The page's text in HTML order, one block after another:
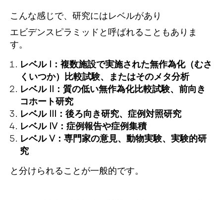
こんな感じで、研究にはレベルがあり
エビデンスピラミッドと呼ばれることもありま
す。
レベル I：複数施設で実施された無作為化（むさ
くいつか）比較試験、またはそのメタ分析
レベル II：質の低い無作為化比較試験、前向き
コホート研究
レベル III：後ろ向き研究、症例対照研究
レベル IV：症例報告や症例集積
レベル V：専門家の意見、動物実験、実験的研
究
と分けられることが一般的です。